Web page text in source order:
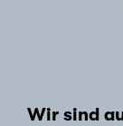
Wir sind